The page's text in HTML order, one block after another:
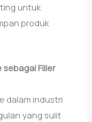
untuk
produk
sebagai Filler
dalam industri
yang sulit